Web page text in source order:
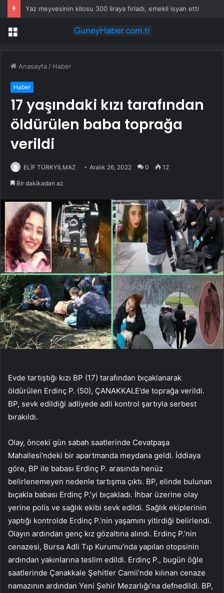
Yaz meyvesinin kilosu 300 liraya fırladı, emekli isyan etti
Menü
Anasayfa / Haber
Haber
17 yaşındaki kızı tarafından
öldürülen baba toprağa
verildi
ELİF TÜRKYILMAZ Aralık 26, 2022 0 12
Bir dakikadan az
Evde tartıştığı kızı BP (17) tarafından bıçaklanarak
öldürülen Erdinç P. (50), ÇANAKKALE’de toprağa verildi.
BP, sevk edildiği adliyede adli kontrol şartıyla serbest
bırakıldı.
Olay, önceki gün sabah saatlerinde Cevatpaşa
Mahallesi’ndeki bir apartmanda meydana geldi. İddiaya
göre, BP ile babası Erdinç P. arasında henüz
belirlenemeyen nedenle tartışma çıktı. BP, elinde bulunan
bıçakla babası Erdinç P.’yi bıçakladı. İhbar üzerine olay
yerine polis ve sağlık ekibi sevk edildi. Sağlık ekiplerinin
yaptığı kontrolde Erdinç P.’nin yaşamını yitirdiği belirlendi.
Olayın ardından genç kız gözaltına alındı. Erdinç P.’nin
cenazesi, Bursa Adli Tıp Kurumu’nda yapılan otopsinin
ardından yakınlarına teslim edildi. Erdinç P., bugün öğle
saatlerinde Çanakkale Şehitler Camii’nde kılınan cenaze
namazının ardından Yeni Şehir Mezarlığı’na defnedildi. BP,